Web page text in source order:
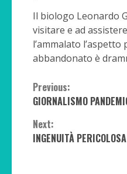
Il biologo Leonardo
visitare e ad
l’ammalato
abbandonato è
Continue
Reading
Previous:
GIORNALISMO
Next:
INGENUITÀ PERICOLOSA